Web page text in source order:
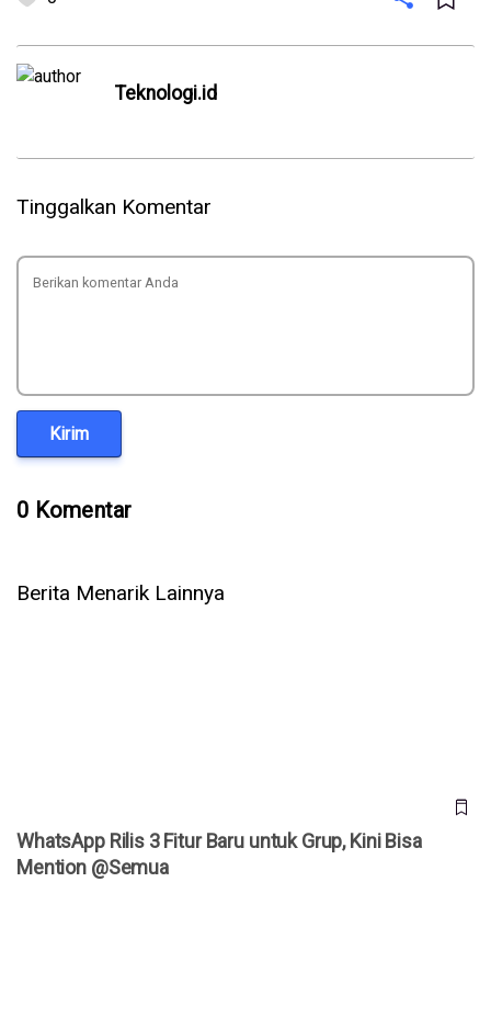
Teknologi.id
Tinggalkan Komentar
Kirim
0 Komentar
Berita Menarik Lainnya
WhatsApp Rilis 3 Fitur Baru untuk Grup, Kini Bisa
Mention @Semua